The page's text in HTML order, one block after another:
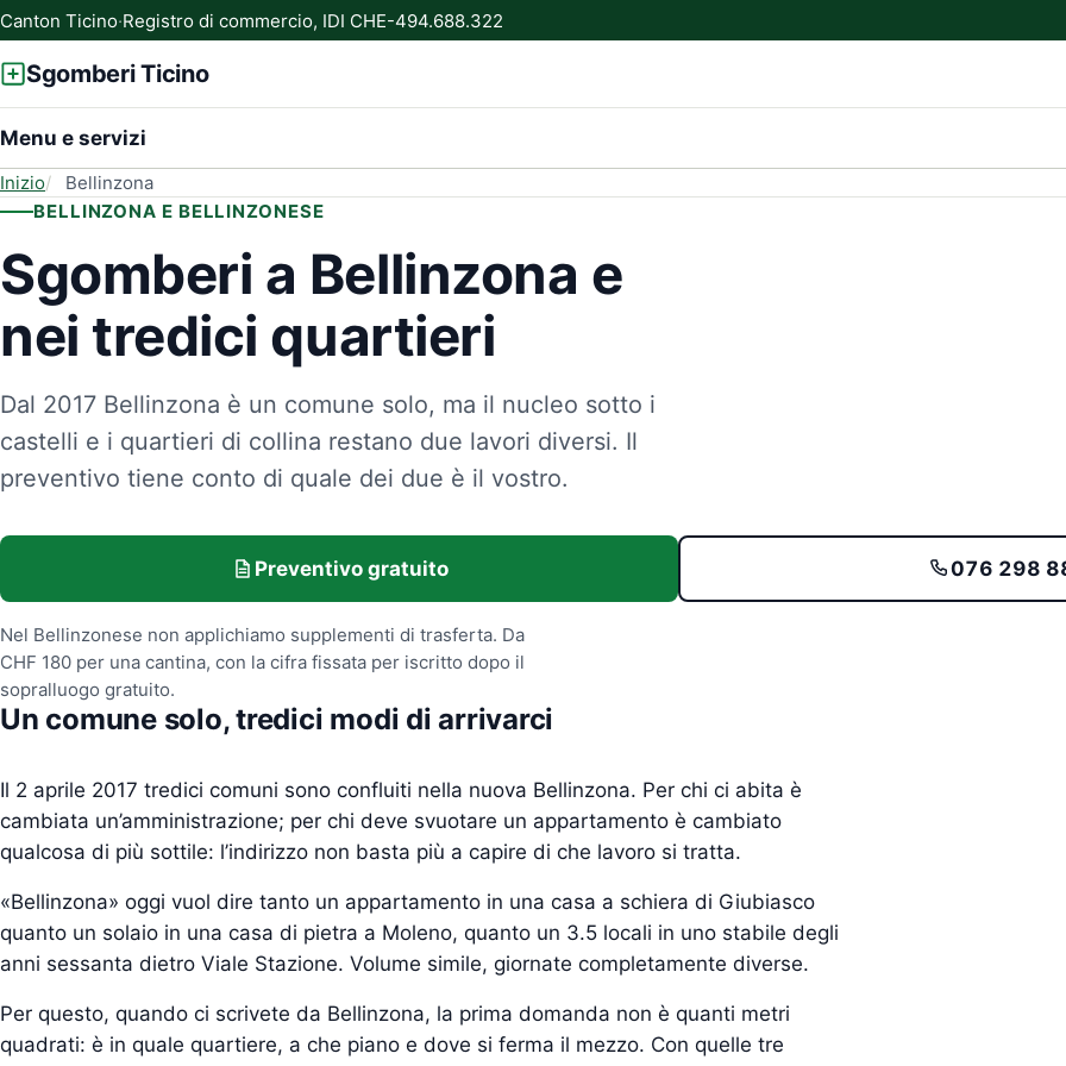
Canton Ticino·Registro di commercio, IDI CHE-494.688.322
Sgomberi Ticino
Menu e servizi
Inizio
Bellinzona
BELLINZONA E BELLINZONESE
Sgomberi a Bellinzona e
nei tredici quartieri
Dal 2017 Bellinzona è un comune solo, ma il nucleo sotto i
castelli e i quartieri di collina restano due lavori diversi. Il
preventivo tiene conto di quale dei due è il vostro.
Preventivo gratuito 076 298
Nel Bellinzonese non applichiamo supplementi di trasferta. Da
CHF 180 per una cantina, con la cifra fissata per iscritto dopo il
sopralluogo gratuito.
Un comune solo, tredici modi di arrivarci
Il 2 aprile 2017 tredici comuni sono confluiti nella nuova Bellinzona. Per chi ci abita è
cambiata un’amministrazione; per chi deve svuotare un appartamento è cambiato
qualcosa di più sottile: l’indirizzo non basta più a capire di che lavoro si tratta.
«Bellinzona» oggi vuol dire tanto un appartamento in una casa a schiera di Giubiasco
quanto un solaio in una casa di pietra a Moleno, quanto un 3.5 locali in uno stabile degli
anni sessanta dietro Viale Stazione. Volume simile, giornate completamente diverse.
Per questo, quando ci scrivete da Bellinzona, la prima domanda non è quanti metri
quadrati: è in quale quartiere, a che piano e dove si ferma il mezzo. Con quelle tre